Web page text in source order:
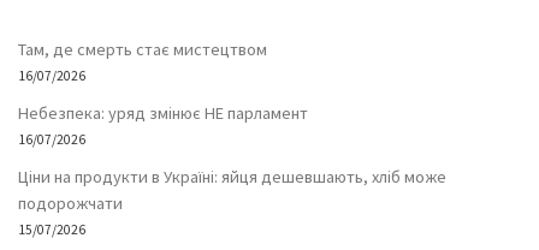
Там, де смерть стає мистецтвом
16/07/2026
Небезпека: уряд змінює НЕ парламент
16/07/2026
Ціни на продукти в Україні: яйця дешевшають, хліб може
подорожчати
15/07/2026